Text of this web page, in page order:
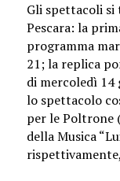
Gli spettacoli si
Pescara: la
programma
21; la replica
di mercoledì 14
lo spettacolo
per le Poltrone
della Musica